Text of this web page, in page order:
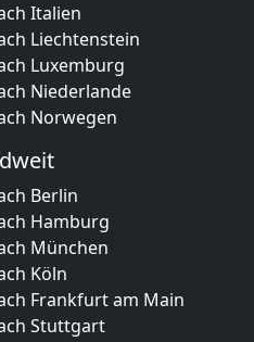
Italien
Liechtenstein
Luxemburg
Niederlande
Norwegen
Berlin
Hamburg
München
Köln
Frankfurt am Main
Stuttgart